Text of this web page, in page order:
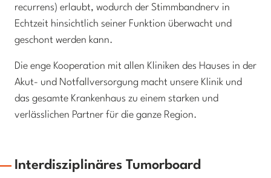
recurrens) erlaubt, wodurch der Stimmbandnerv in
Echtzeit hinsichtlich seiner Funktion überwacht und
geschont werden kann.
Die enge Kooperation mit allen Kliniken des Hauses in der
Akut- und Notfallversorgung macht unsere Klinik und
das gesamte Krankenhaus zu einem starken und
verlässlichen Partner für die ganze Region.
Interdisziplinäres Tumorboard